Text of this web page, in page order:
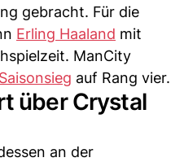
gebracht. Für die
Erling Haaland mit
ManCity
auf Rang vier.
über Crystal
an der